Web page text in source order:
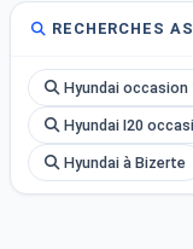
RECHERCHES
Hyundai occasion
Hyundai I20
Hyundai à Bizerte